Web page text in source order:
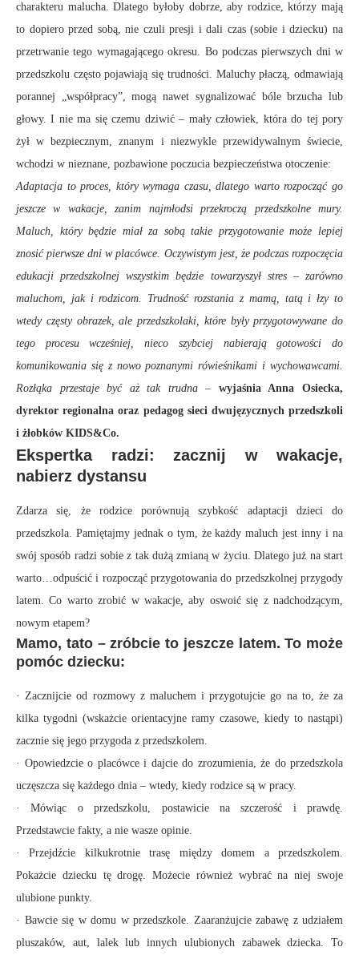
charakteru malucha. Dlatego byłoby dobrze, aby rodzice, którzy mają
to dopiero przed sobą, nie czuli presji i dali czas (sobie i dziecku) na
przetrwanie tego wymagającego okresu. Bo podczas pierwszych dni w
przedszkolu często pojawiają się trudności. Maluchy płaczą, odmawiają
porannej „współpracy”, mogą nawet sygnalizować bóle brzucha lub
głowy. I nie ma się czemu dziwić – mały człowiek, która do tej pory
żył w bezpiecznym, znanym i niezwykle przewidywalnym świecie,
wchodzi w nieznane, pozbawione poczucia bezpieczeństwa otoczenie:
Adaptacja to proces, który wymaga czasu, dlatego warto rozpocząć go
jeszcze w wakacje, zanim najmłodsi przekroczą przedszkolne mury.
Maluch, który będzie miał za sobą takie przygotowanie może lepiej
znosić pierwsze dni w placówce. Oczywistym jest, że podczas rozpoczęcia
edukacji przedszkolnej wszystkim będzie towarzyszył stres – zarówno
maluchom, jak i rodzicom. Trudność rozstania z mamą, tatą i łzy to
wtedy częsty obrazek, ale przedszkolaki, które były przygotowywane do
tego procesu wcześniej, nieco szybciej nabierają gotowości do
komunikowania się z nowo poznanymi rówieśnikami i wychowawcami.
Rozłąka przestaje być aż tak trudna – wyjaśnia Anna Osiecka,
dyrektor regionalna oraz pedagog sieci dwujęzycznych przedszkoli
i żłobków KIDS&Co.
Ekspertka radzi: zacznij w wakacje,
nabierz dystansu
Zdarza się, że rodzice porównują szybkość adaptacji dzieci do
przedszkola. Pamiętajmy jednak o tym, że każdy maluch jest inny i na
swój sposób radzi sobie z tak dużą zmianą w życiu. Dlatego już na start
warto…odpuścić i rozpocząć przygotowania do przedszkolnej przygody
latem. Co warto zrobić w wakacje, aby oswoić się z nadchodzącym,
nowym etapem?
Mamo, tato – zróbcie to jeszcze latem. To może
pomóc dziecku:
· Zacznijcie od rozmowy z maluchem i przygotujcie go na to, że za
kilka tygodni (wskażcie orientacyjne ramy czasowe, kiedy to nastąpi)
zacznie się jego przygoda z przedszkolem.
· Opowiedzcie o placówce i dajcie do zrozumienia, że do przedszkola
uczęszcza się każdego dnia – wtedy, kiedy rodzice są w pracy.
· Mówiąc o przedszkolu, postawicie na szczerość i prawdę.
Przedstawcie fakty, a nie wasze opinie.
· Przejdźcie kilkukrotnie trasę między domem a przedszkolem.
Pokażcie dziecku tę drogę. Możecie również wybrać na niej swoje
ulubione punkty.
· Bawcie się w domu w przedszkole. Zaaranżujcie zabawę z udziałem
pluszaków, aut, lalek lub innych ulubionych zabawek dziecka. To